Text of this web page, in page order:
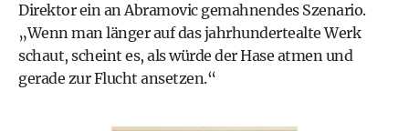
Direktor ein an Abramovic gemahnendes Szenario.
„Wenn man länger auf das jahrhundertealte Werk
schaut, scheint es, als würde der Hase atmen und
gerade zur Flucht ansetzen.“